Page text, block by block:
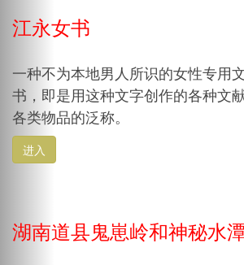
江永女书
一种不为本地男人所识的女性专用
书，即是用这种文字创作的各种文
各类物品的泛称。
进入
湖南道县鬼崽岭和神秘水